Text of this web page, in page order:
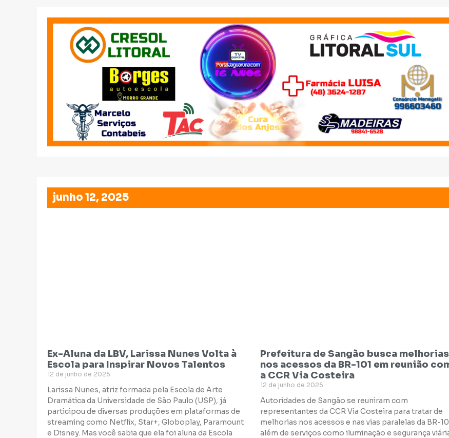
junho 12, 2025
Ex-Aluna da LBV, Larissa Nunes Volta à
Escola para Inspirar Novos Talentos
12 de junho de 2025
Larissa Nunes, atriz formada pela Escola de Arte
Dramática da Universidade de São Paulo (USP), já
participou de diversas produções em plataformas de
streaming como Netflix, Star+, Globoplay, Paramount
e Disney. Mas você sabia que ela foi aluna da Escola
Prefeitura de Sangão busca melhorias
nos acessos da BR-101 em reunião
a CCR Via Costeira
12 de junho de 2025
Autoridades de Sangão se reuniram com
representantes da CCR Via Costeira para tratar de
melhorias nos acessos e nas vias paralelas da BR-
além de serviços como iluminação e segurança